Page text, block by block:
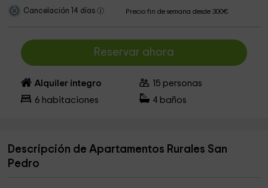
Cancelación 14 días Precio fin de semana desde 300€
Reservar ahora
Alquiler íntegro 15 personas
6 habitaciones 4 baños
Descripción de Apartamentos Rurales San
Pedro